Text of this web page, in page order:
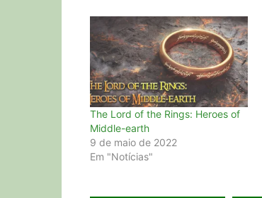
The Lord of the Rings: Heroes of
Middle-earth
9 de maio de 2022
Em "Notícias"